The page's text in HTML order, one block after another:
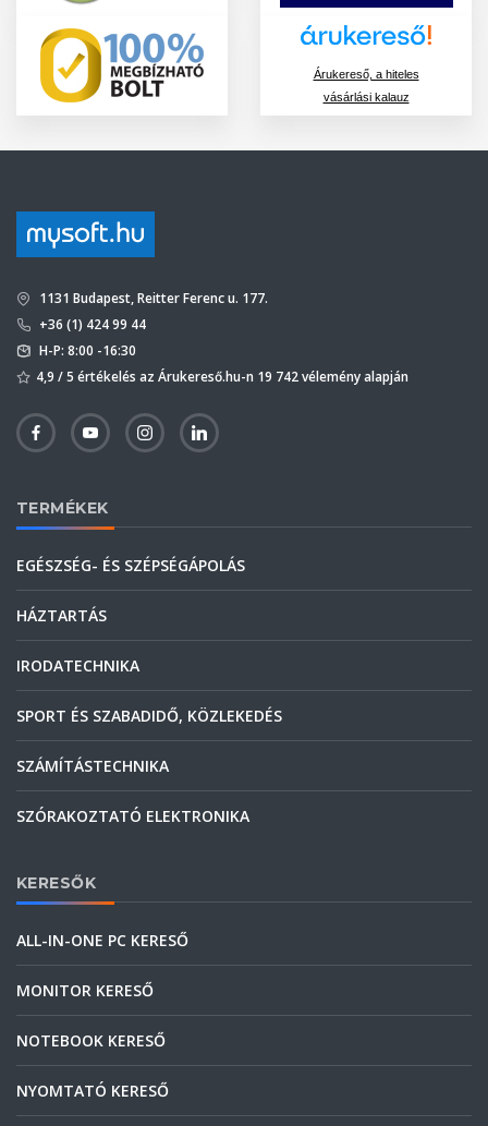
Árukereső, a hiteles
vásárlási kalauz
1131 Budapest, Reitter Ferenc u. 177.
+36 (1) 424 99 44
H-P: 8:00 -16:30
4,9 / 5 értékelés az Árukereső.hu-n 19 742 vélemény alapján
TERMÉKEK
EGÉSZSÉG- ÉS SZÉPSÉGÁPOLÁS
HÁZTARTÁS
IRODATECHNIKA
SPORT ÉS SZABADIDŐ, KÖZLEKEDÉS
SZÁMÍTÁSTECHNIKA
SZÓRAKOZTATÓ ELEKTRONIKA
KERESŐK
ALL-IN-ONE PC KERESŐ
MONITOR KERESŐ
NOTEBOOK KERESŐ
NYOMTATÓ KERESŐ